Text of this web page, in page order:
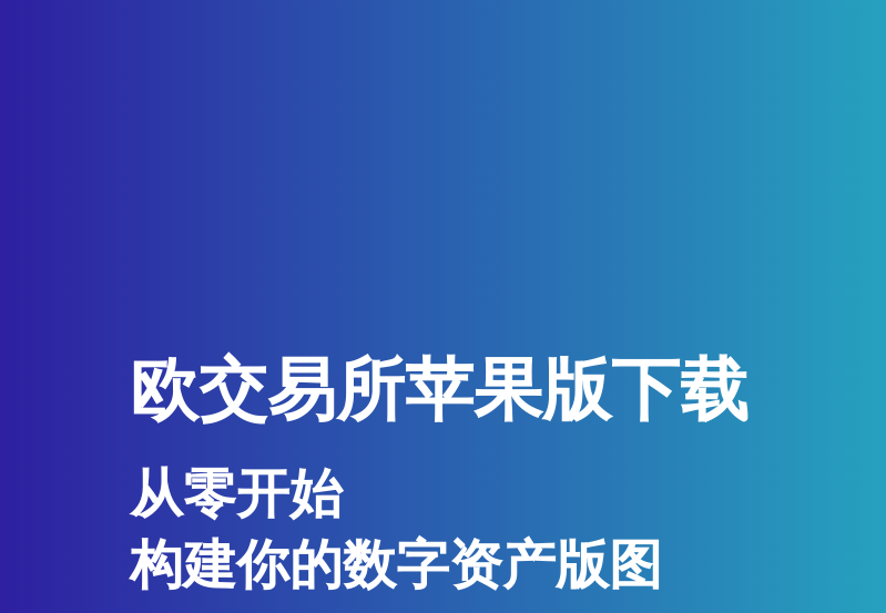
欧交易所苹果版下载
从零开始
构建你的数字资产版图